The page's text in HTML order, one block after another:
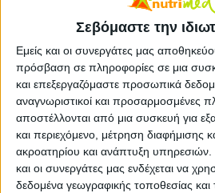
Σεβόμαστε την
Εμείς και οι συνεργάτες μας
πρόσβαση σε πληροφορίες σε μια
και επεξεργαζόμαστε προσωπικά
αναγνωριστικοί και προσαρμοσμένες
αποστέλλονται από μια συσκευή για
και περιεχόμενο, μέτρηση διαφήμισης
ακροατηρίου και ανάπτυξη υπηρεσιών.
και οι συνεργάτες μας ενδέχεται να
δεδομένα γεωγραφικής τοποθεσίας
μας διατροφή έτσι ώστε να
καλύπτοντας τις ανάγκες μας.
Στο πλαίσιο αυτό, αναλύουμε:
Άλλα προϊόντα ζωικής
κρέας) που αποτελούν
Φυτικές πηγές πρωτεΐνης
γνωστές).